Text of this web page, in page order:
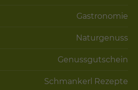
Gastronomie
Naturgenuss
Genussgutschein
Schmankerl Rezepte